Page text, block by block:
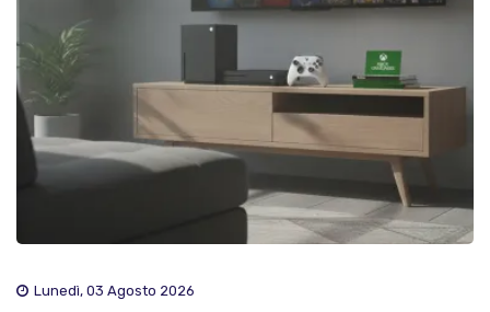
Lunedì, 03 Agosto 2026